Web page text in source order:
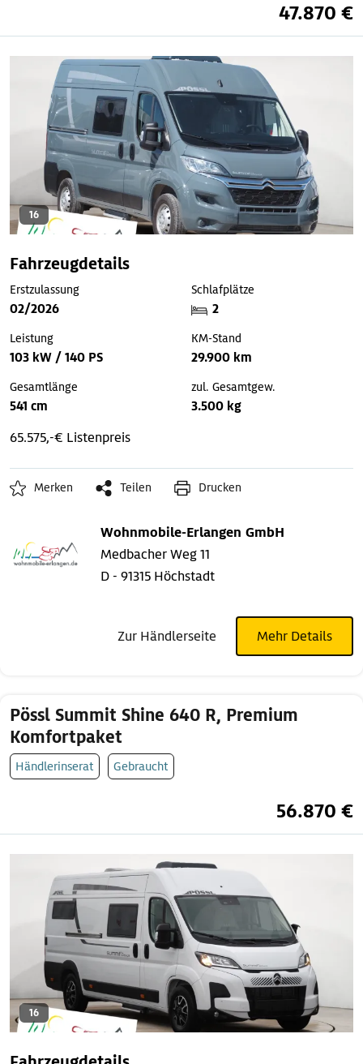
47.870 €
16
Fahrzeugdetails
Erstzulassung
02/2026
Schlafplätze
2
Leistung
103 kW / 140 PS
KM-Stand
29.900 km
Gesamtlänge
541 cm
zul. Gesamtgew.
3.500 kg
65.575,-€ Listenpreis
Merken Teilen Drucken
Wohnmobile-Erlangen GmbH
Medbacher Weg 11
D - 91315 Höchstadt
Zur Händlerseite Mehr Details
Pössl Summit Shine 640 R, Premium
Komfortpaket
Händlerinserat Gebraucht
56.870 €
16